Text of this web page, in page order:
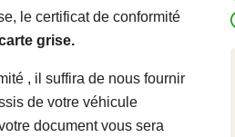
le certificat de conformité
grise.
, il suffira de nous fournir
de votre véhicule
document vous sera